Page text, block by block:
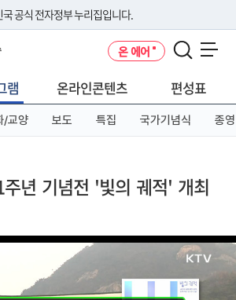
공식 전자정부 누리집입니다.
하기
다른 도메인 주소를 사용하고 있다면 아래 URL에
해 보세요
온 에어
램 온라인콘텐츠 편성표
/교양 보도 특집 국가기념식 종영
년 기념전 '빛의 궤적' 개최